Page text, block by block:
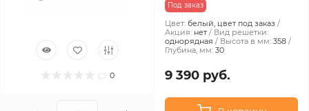
0
Под заказ
Цвет: белый, цвет под заказ
Акция: нет
Вид решетки:
однорядная
Высота в мм: 358
Глубина, мм: 30
9 390 руб.